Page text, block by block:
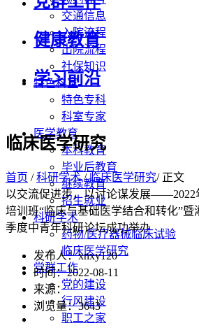
交通信息
入院流程
出院流程
社保知识
特色科室
特色专科
科室专家
医学教育
本科教育
毕业后教育
继续教育
招生就业
科研学术
药物/医疗器械临床试验
临床医学研究
党群工作
党的建设
行风建设
职工之家
健康教育
学习前沿
临床医学研究
首页 /科研学术/临床医学研究/ 正文
以交流促进步，以讨论谋发展——2022
培训班“临床与基础医学结合和转化”暨
季度中青年科研论坛成功举办
发布人：xnxy120
时间：2022-08-11
来源：
浏览量：3643